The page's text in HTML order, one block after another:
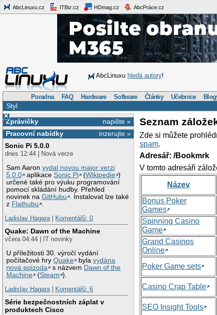
AbcLinuxu.cz ITBiz.cz HDmag.cz AbcPráce.cz
AbcLinuxu hledá autory!
Poradna FAQ Hardware Software Články Učebnice
Styl
×
napište »
Zprávičky
inzerujte »
Pracovní nabídky
Sonic Pi 5.0.0
dnes 12:44 | Nová verze
Sam Aaronvydal novou major verzi
5.0.0
aplikaceSonic Pi (Wikipedie )
určené také pro výuku programování
pomocí skládání hudby. Přehled
novinek naGitHubu
. Instalovat lze také
z Flathubu
Ladislav Hagara| Komentářů: 0
Quake: Dawn of the Machine
včera 04:44 | IT novinky
U příležitosti 30. výročí vydání
počítačové hryQuake bylavydána
nová epizoda
s názvem Dawn of the
Machine
(Steam ).
Ladislav Hagara| Komentářů: 6
Série bezpečnostních záplat v
produktech Cisco
Seznam
Zde si můžete
spam.
Adresář: /Bookmrk
V tomto adresáři
Název
Bonus Poker
Games
Spinning Casino
Game
Grand Casinos
Online
Poker Game sets
Casino Crap Table
SEO Insight Tools